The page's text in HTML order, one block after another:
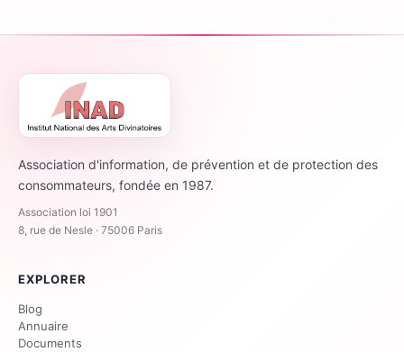
Association d'information, de prévention et de protection des
consommateurs, fondée en 1987.
Association loi 1901
8, rue de Nesle · 75006 Paris
EXPLORER
Blog
Annuaire
Documents